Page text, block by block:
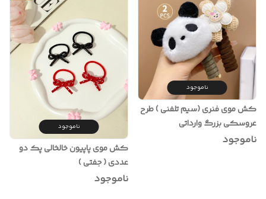
ناموجود
کش موی فنری (سیم تلفنی ) طرح
عروسکی بزرگ وارداتی
ناموجود
ناموجود
کش موی پاپیون خالخالی پک دو
عددی ( جفتی )
ناموجود